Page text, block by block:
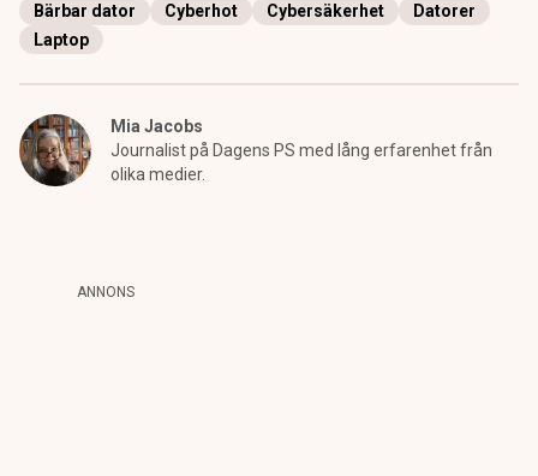
Bärbar dator Cyberhot Cybersäkerhet
Datorer
Laptop
Mia Jacobs
Journalist på Dagens PS med lång erfarenhet från
olika medier.
ANNONS